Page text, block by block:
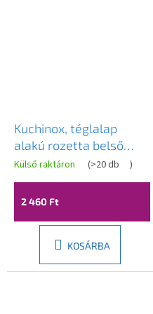
Kuchinox, téglalap
alakú rozetta belső
kulcshoz, matt arany,
LAV-LP2_G01A
Külső raktáron (>20 db )
2 460 Ft
KOSÁRBA